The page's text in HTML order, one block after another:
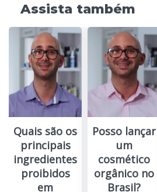
Assista também
Quais são os
principais
ingredientes
proibidos
em
Posso lançar
um
cosmético
orgânico no
Brasil?